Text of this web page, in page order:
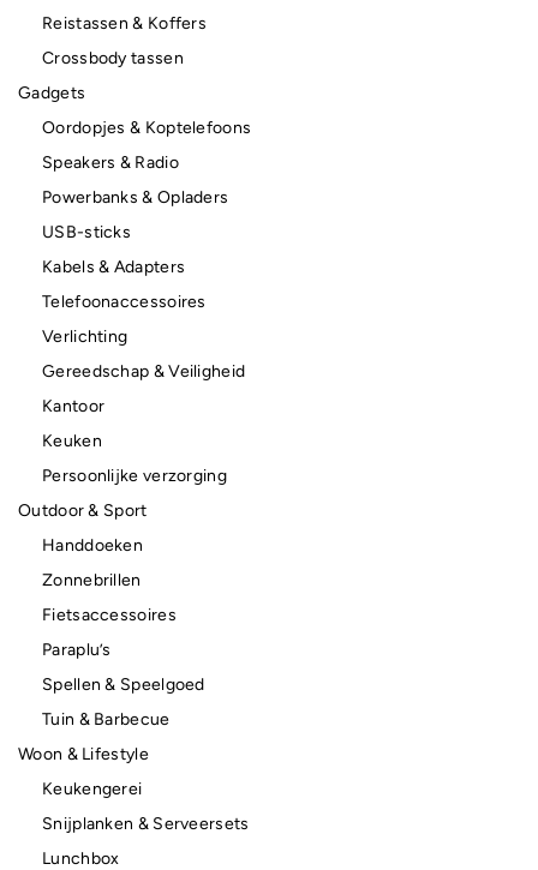
Reistassen & Koffers
Crossbody tassen
Gadgets
Oordopjes & Koptelefoons
Speakers & Radio
Powerbanks & Opladers
USB-sticks
Kabels & Adapters
Telefoonaccessoires
Verlichting
Gereedschap & Veiligheid
Kantoor
Keuken
Persoonlijke verzorging
Outdoor & Sport
Handdoeken
Zonnebrillen
Fietsaccessoires
Paraplu’s
Spellen & Speelgoed
Tuin & Barbecue
Woon & Lifestyle
Keukengerei
Snijplanken & Serveersets
Lunchbox